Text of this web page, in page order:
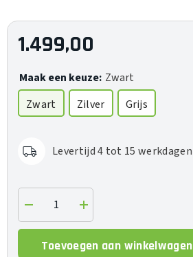
1.499,00
Maak een keuze: Zwart
Zwart
Zilver Grijs
Levertijd 4 tot 15 werkdagen
Verlaag
de
hoeveelheid
voor
DNP-
Verhoog
de
hoeveelheid
DNP-
Toevoegen aan winkelwagen